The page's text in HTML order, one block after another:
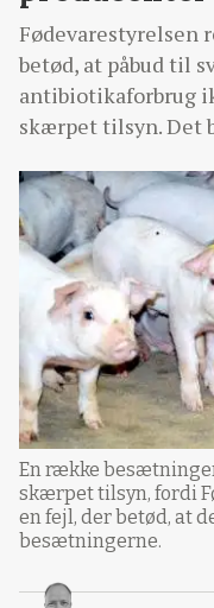
Fødevarestyrelsen
betød, at påbud til
antibiotikaforbrug
skærpet tilsyn. Det
En række
skærpet tilsyn, fordi
en fejl, der betød, at
besætningerne.